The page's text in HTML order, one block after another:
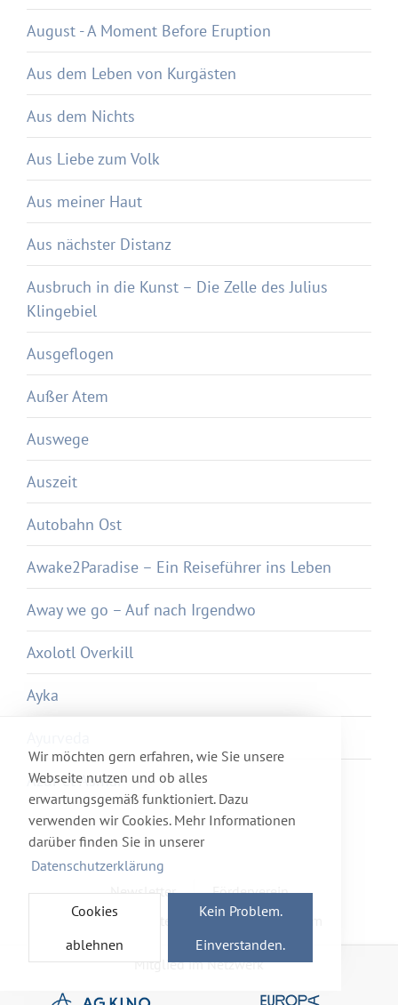
Wir möchten gern erfahren, wie Sie unsere
Webseite nutzen und ob alles
erwartungsgemäß funktioniert. Dazu
verwenden wir Cookies. Mehr Informationen
darüber finden Sie in unserer
Datenschutzerklärung
Cookies
ablehnen
Kein Problem.
Einverstanden.
August - A Moment Before Eruption
Aus dem Leben von Kurgästen
Aus dem Nichts
Aus Liebe zum Volk
Aus meiner Haut
Aus nächster Distanz
Ausbruch in die Kunst – Die Zelle des Julius
Klingebiel
Ausgeflogen
Außer Atem
Auswege
Auszeit
Autobahn Ost
Awake2Paradise – Ein Reiseführer ins Leben
Away we go – Auf nach Irgendwo
Axolotl Overkill
Ayka
Azur et Asmar
Newsletter
Förderverein
Haftung & Datenschutz
Impressum
Mitglied im Netzwerk